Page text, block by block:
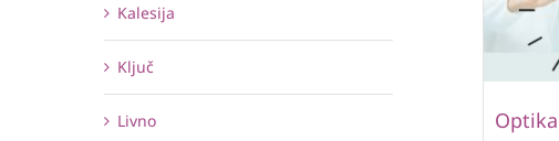
Kalesija
Ključ
Livno